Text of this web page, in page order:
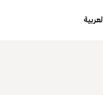
العربية